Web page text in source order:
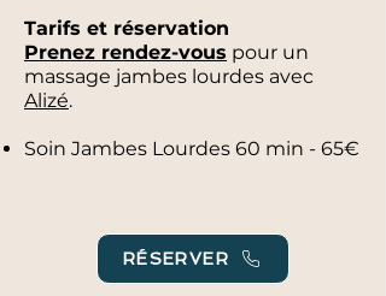
Tarifs et réservation
Prenez rendez-vous pour un
massage jambes lourdes avec
Alizé.
Soin Jambes Lourdes 60 min - 65€
RÉSERVER